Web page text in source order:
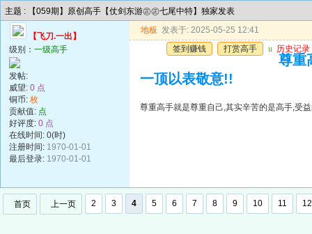
主题 : 【059期】原创高手【仗剑东游㊣㊣七尾中特】独家发表
【飞刀.一出】
级别： 一级高手
发帖:
威望: 0 点
铜币: 枚
贡献值: 点
好评度: 0 点
在线时间: 0(时)
注册时间: 1970-01-01
最后登录: 1970-01-01
地板 发表于: 2025-05-25 12:41
签到赚钱
打赏高手 u 历史记录
尊重
一顶以表敬意!!
尊重高手就是尊重自己,其实辛苦的是高手,受
首页 上一页 2 3 4 5 6 7 8 9 10 11 12